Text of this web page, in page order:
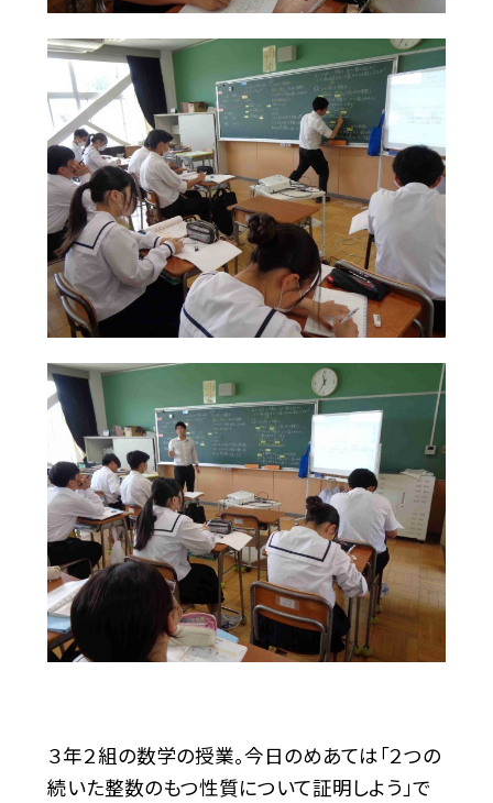
３年２組の数学の授業。今日のめあては「２つの
続いた整数のもつ性質について証明しよう」で